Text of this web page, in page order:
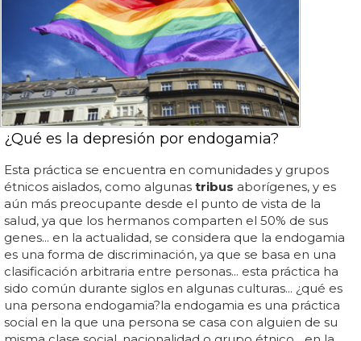
¿Qué es la depresión por endogamia?
Esta práctica se encuentra en comunidades y grupos
étnicos aislados, como algunas tribus aborígenes, y es
aún más preocupante desde el punto de vista de la
salud, ya que los hermanos comparten el 50% de sus
genes... en la actualidad, se considera que la endogamia
es una forma de discriminación, ya que se basa en una
clasificación arbitraria entre personas... esta práctica ha
sido común durante siglos en algunas culturas... ¿qué es
una persona endogamia?la endogamia es una práctica
social en la que una persona se casa con alguien de su